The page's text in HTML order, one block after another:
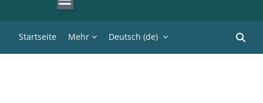
Startseite Mehr Deutsch ‎(de)‎
Kurse